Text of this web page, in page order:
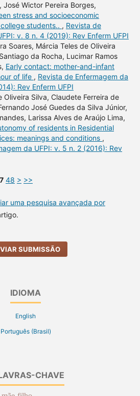
José Wictor Pereira Borges,
stress and socioeconomic
students.. , Revista de
v. 8 n. 4 (2019): Rev Enferm UFPI
Soares, Márcia Teles de Oliveira
da Rocha, Lucimar Ramos
Early contact: mother-and-infant
of life , Revista de Enfermagem da
Rev Enferm UFPI
Oliveira Silva, Claudete Ferreira de
José Guedes da Silva Júnior,
Larissa Alves de Araújo Lima,
of residents in Residential
meanings and conditions ,
da UFPI: v. 5 n. 2 (2016): Rev
48 > >>
uma pesquisa avançada por
SUBMISSÃO
IDIOMA
English
Português (Brasil)
CHAVE